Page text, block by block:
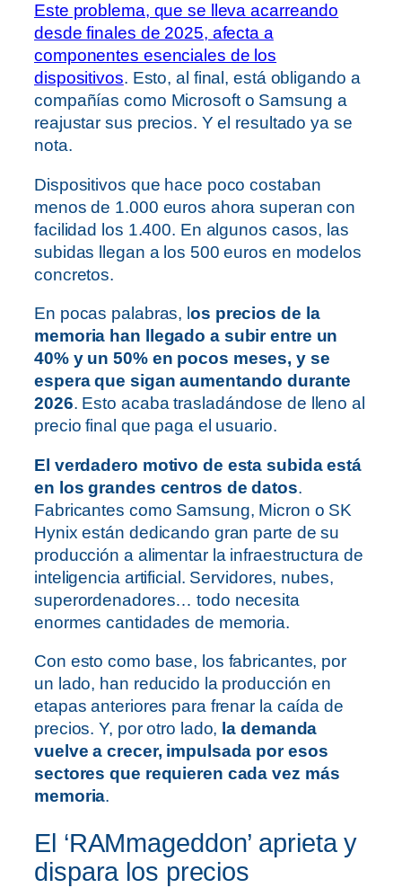
Este problema, que se lleva acarreando
desde finales de 2025, afecta a
componentes esenciales de los
dispositivos. Esto, al final, está obligando a
compañías como Microsofto Samsung a
reajustar sus precios. Y el resultado ya se
nota.
Dispositivos que hace poco costaban
menos de 1.000 euros ahora superan con
facilidad los 1.400. En algunos casos, las
subidas llegan a los 500 euros en modelos
concretos.
En pocas palabras, l os precios de la
memoria han llegado a subir entre un
40% y un 50% en pocos meses, y se
espera que sigan aumentando durante
2026. Esto acaba trasladándose de lleno al
precio final que paga el usuario.
El verdadero motivo de esta subida está
en los grandes centros de datos.
Fabricantes como Samsung, Micron o SK
Hynix están dedicando gran parte de su
producción a alimentar la infraestructura de
inteligencia artificial. Servidores, nubes,
superordenadores… todo necesita
enormes cantidades de memoria.
Con esto como base, los fabricantes, por
un lado, han reducido la producción en
etapas anteriores para frenar la caída de
precios. Y, por otro lado, la demanda
vuelve a crecer, impulsada por esos
sectores que requieren cada vez más
memoria.
El ‘RAMmageddon’ aprieta y
dispara los precios